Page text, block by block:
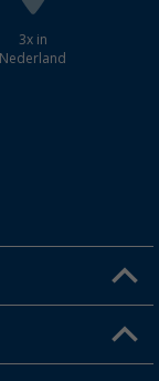
3x in
Nederland